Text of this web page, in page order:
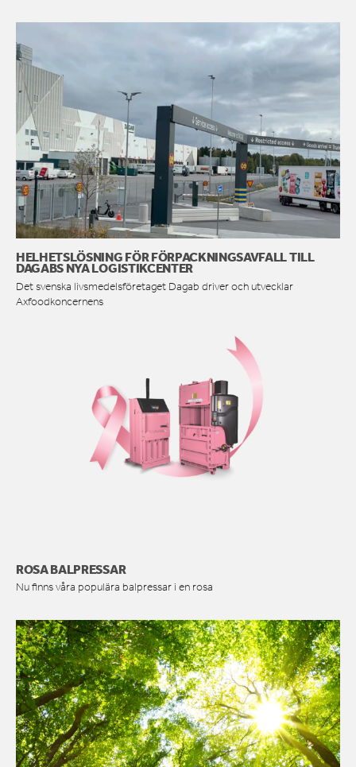
HELHETSLÖSNING FÖR FÖRPACKNINGSAVFALL TILL
DAGABS NYA LOGISTIKCENTER
Det svenska livsmedelsföretaget Dagab driver och utvecklar
Axfoodkoncernens
ROSA BALPRESSAR
Nu finns våra populära balpressar i en rosa